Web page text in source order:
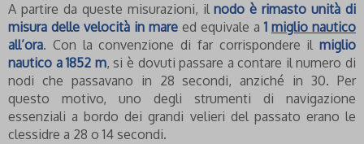
A partire da queste misurazioni, ilnodo è rimasto unità di
misura delle velocità in mare ed equivale a1 miglio nautico
all’ora. Con la convenzione di far corrispondere il miglio
nautico a 1852 m, si è dovuti passare a contare il numero di
nodi che passavano in 28 secondi, anziché in 30. Per
questo motivo, uno degli strumenti di navigazione
essenziali a bordo dei grandi velieri del passato erano le
clessidre a 28 o 14 secondi.